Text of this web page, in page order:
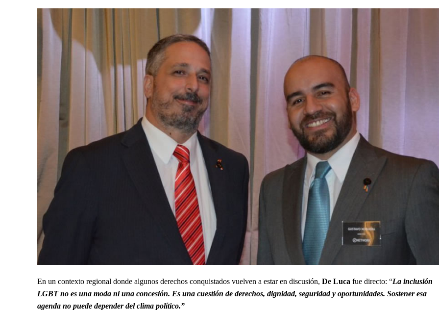
En un contexto regional donde algunos derechos conquistados vuelven a estar en discusión, De Luca fue directo: “La inclusión
LGBT no es una moda ni una concesión. Es una cuestión de derechos, dignidad, seguridad y oportunidades. Sostener esa
agenda no puede depender del clima político.”